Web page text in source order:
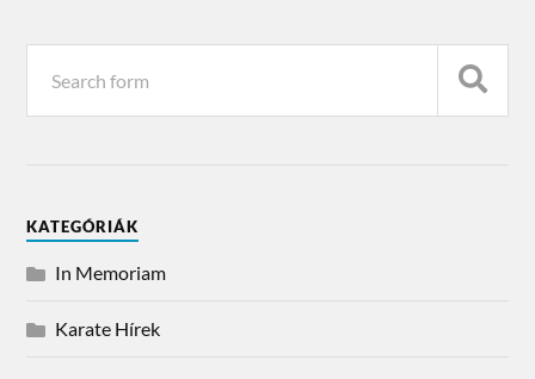
KATEGÓRIÁK
In Memoriam
Karate Hírek